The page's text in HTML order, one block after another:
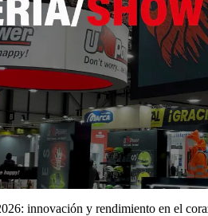
innovación y rendimiento en el